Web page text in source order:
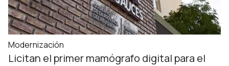
Modernización
Licitan el primer mamógrafo digital para el